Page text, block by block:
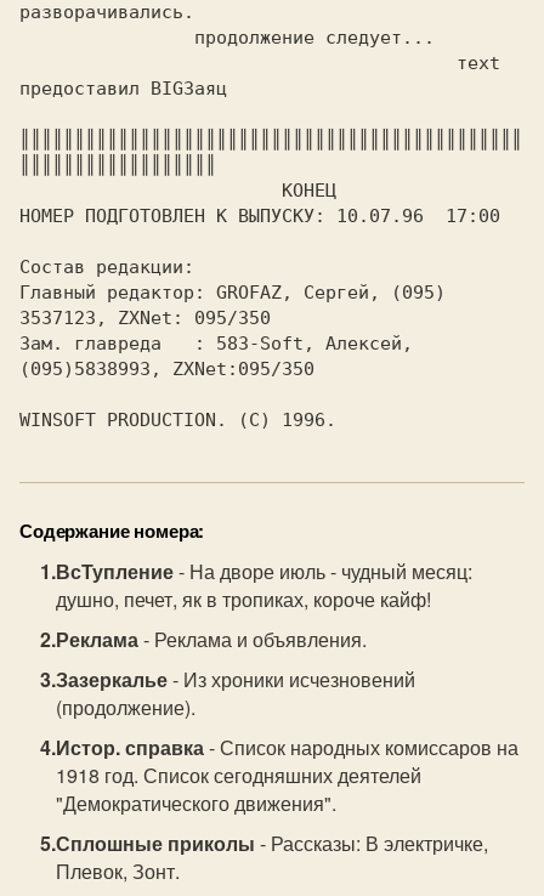
разворачивались.
предоставил BIGЗаяц
НОМЕР ПОДГОТОВЛЕН К ВЫПУСКУ: 10.07.96  17:00
Состав редакции:
Главный редактор: GROFAZ, Сергей, (095)
3537123, ZXNet: 095/350
Зам. главреда	: 583-Soft, Алексей,
(095)5838993, ZXNet:095/350
WINSOFT PRODUCTION. (C) 1996.
Содержание номера:
ВсТупление- На дворе июль - чудный месяц:
душно, печет, як в тропиках, короче кайф!
Реклама- Реклама и объявления.
Зазеркалье- Из хроники исчезновений
(продолжение).
Истор. справка- Список народных комиссаров на
1918 год. Список сегодняшних деятелей
"Демократического движения".
Сплошные приколы - Рассказы: В электричке,
Плевок, Зонт.